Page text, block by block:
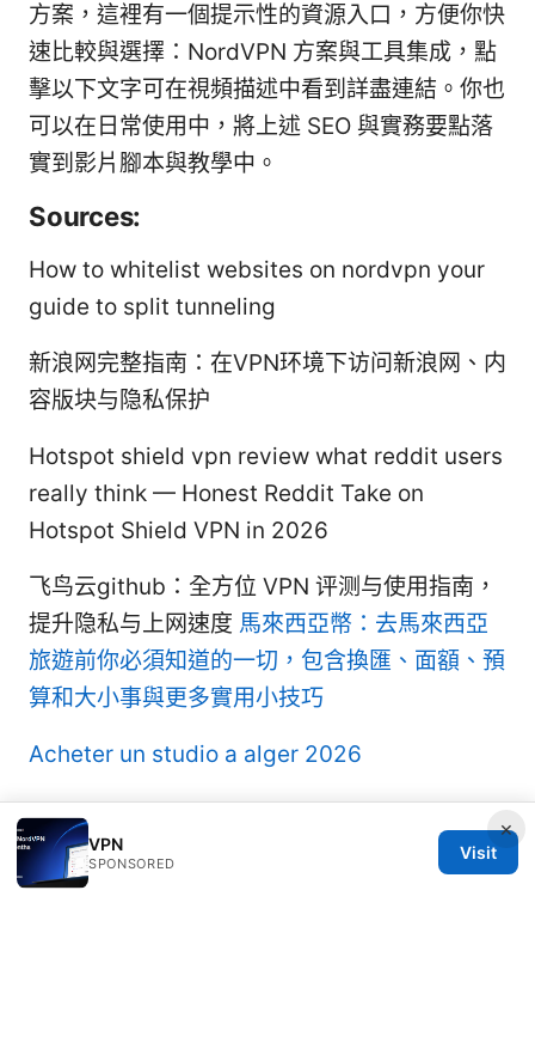
方案，這裡有一個提示性的資源入口，方便你快
速比較與選擇：NordVPN 方案與工具集成，點
擊以下文字可在視頻描述中看到詳盡連結。你也
可以在日常使用中，將上述 SEO 與實務要點落
實到影片腳本與教學中。
Sources:
How to whitelist websites on nordvpn your
guide to split tunneling
新浪网完整指南：在VPN环境下访问新浪网、内
容版块与隐私保护
Hotspot shield vpn review what reddit users
really think — Honest Reddit Take on
Hotspot Shield VPN in 2026
飞鸟云github：全方位 VPN 评测与使用指南，
提升隐私与上网速度 馬來西亞幣：去馬來西亞
旅遊前你必須知道的一切，包含換匯、面額、預
算和大小事與更多實用小技巧
Acheter un studio a alger 2026
×
VPN
SPONSORED
Visit